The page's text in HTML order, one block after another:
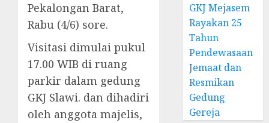
Pekalongan Barat,
Rabu (4/6) sore.
Visitasi dimulai pukul
17.00 WIB di ruang
parkir dalam gedung
GKJ Slawi. dan dihadiri
oleh anggota majelis,
GKJ Mejasem
Rayakan 25
Tahun
Pendewasaan
Jemaat dan
Resmikan
Gedung
Gereja